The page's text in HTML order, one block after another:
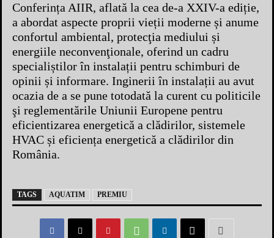
Conferința AIIR, aflată la cea de-a XXIV-a ediție,
a abordat aspecte proprii vieții moderne și anume
confortul ambiental, protecţia mediului și
energiile neconvenţionale, oferind un cadru
specialiștilor în instalații pentru schimburi de
opinii și informare. Inginerii în instalații au avut
ocazia de a se pune totodată la curent cu politicile
şi reglementările Uniunii Europene pentru
eficientizarea energetică a clădirilor, sistemele
HVAC și eficiența energetică a clădirilor din
România.
TAGS AQUATIM PREMIU